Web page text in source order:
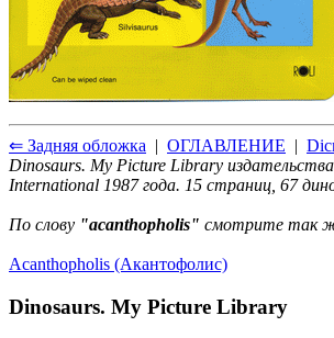
⇐ Задняя обложка | ОГЛАВЛЕНИЕ |
Dinosaurs. My Picture Library
International 1987 года. 15 страниц, 67
По слову "acanthopholis" смотрите так
Acanthopholis (Акантофолис)
Dinosaurs. My Picture Library